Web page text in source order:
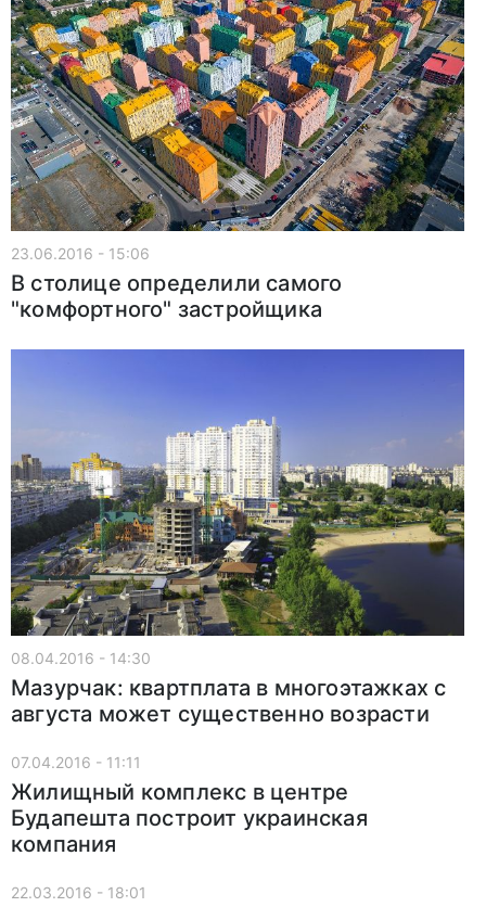
23.06.2016 - 15:06
В столице определили самого
"комфортного" застройщика
08.04.2016 - 14:30
Мазурчак: квартплата в многоэтажках с
августа может существенно возрасти
07.04.2016 - 11:11
Жилищный комплекс в центре
Будапешта построит украинская
компания
22.03.2016 - 18:01